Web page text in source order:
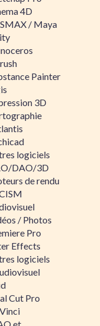
4D
/ Maya
Painter
3D
logiciels
DAO/3D
de rendu
/ Photos
Pro
Effects
logiciels
Cut Pro